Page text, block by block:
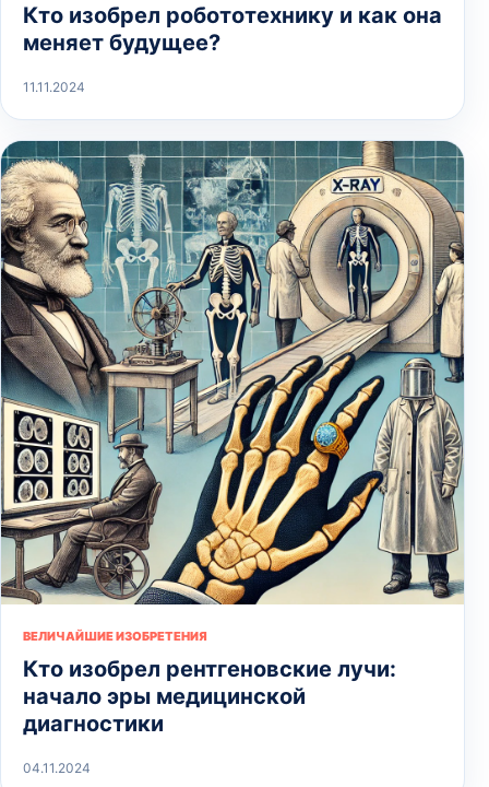
Кто изобрел робототехнику и как она
меняет будущее?
11.11.2024
ВЕЛИЧАЙШИЕ ИЗОБРЕТЕНИЯ
Кто изобрел рентгеновские лучи:
начало эры медицинской
диагностики
04.11.2024